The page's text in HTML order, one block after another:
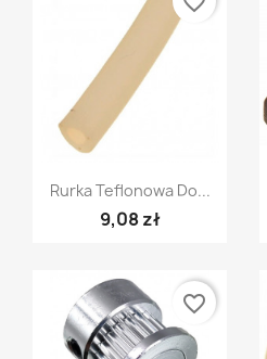
Szybki podgląd
Rurka Teflonowa Do...
9,08 zł
favorite_border